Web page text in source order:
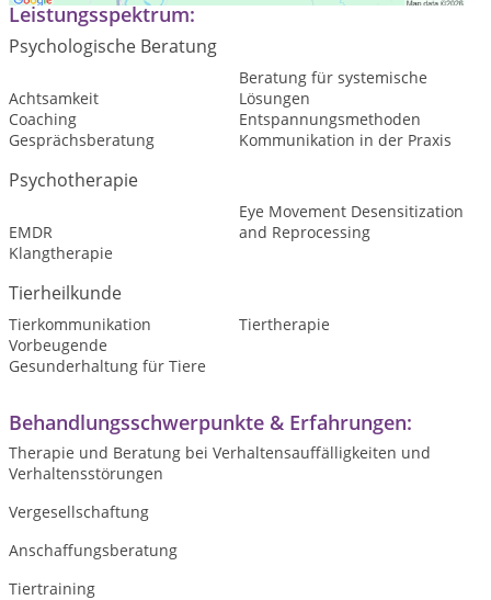
Leistungsspektrum:
Psychologische Beratung
Achtsamkeit
Beratung für systemische
Lösungen
Coaching
Entspannungsmethoden
Gesprächsberatung
Kommunikation in der Praxis
Psychotherapie
EMDR
Eye Movement Desensitization
and Reprocessing
Klangtherapie
Tierheilkunde
Tierkommunikation
Tiertherapie
Vorbeugende
Gesunderhaltung für Tiere
Behandlungsschwerpunkte & Erfahrungen:
Therapie und Beratung bei Verhaltensauffälligkeiten und
Verhaltensstörungen
Vergesellschaftung
Anschaffungsberatung
Tiertraining